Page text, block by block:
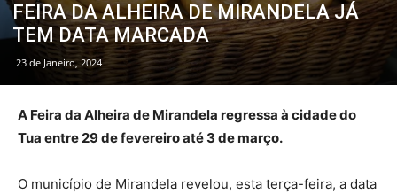
FEIRA DA ALHEIRA DE MIRANDELA JÁ
TEM DATA MARCADA
23 de Janeiro, 2024
A Feira da Alheira de Mirandela regressa à cidade do
Tua entre 29 de fevereiro até 3 de março.
O município de Mirandela revelou, esta terça-feira, a data